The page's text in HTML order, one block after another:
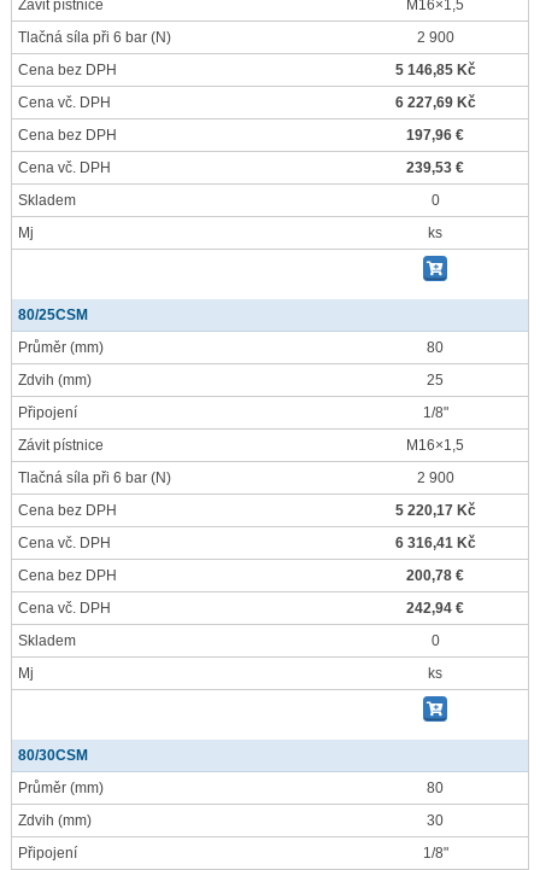
Závit pístnice
M16×1,5
Tlačná síla při 6 bar (N)
2 900
Cena bez DPH
5 146,85 Kč
Cena vč. DPH
6 227,69 Kč
Cena bez DPH
197,96 €
Cena vč. DPH
239,53 €
Skladem
0
Mj
ks
80/25CSM
Průměr (mm)
80
Zdvih (mm)
25
Připojení
1/8"
Závit pístnice
M16×1,5
Tlačná síla při 6 bar (N)
2 900
Cena bez DPH
5 220,17 Kč
Cena vč. DPH
6 316,41 Kč
Cena bez DPH
200,78 €
Cena vč. DPH
242,94 €
Skladem
0
Mj
ks
80/30CSM
Průměr (mm)
80
Zdvih (mm)
30
Připojení
1/8"